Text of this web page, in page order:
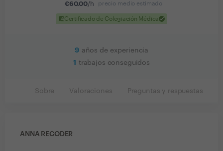
€60.00/h precio medio estimado
clinical_notesCertificado de Colegiación Médicacheck
9 años de experiencia
1 trabajos conseguidos
Sobre Valoraciones Preguntas y respuestas
ANNA RECODER